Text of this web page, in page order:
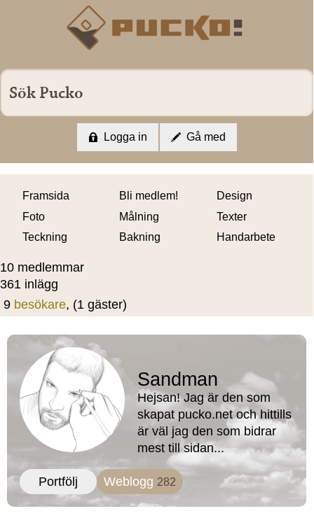
Framsida Bli medlem!
Design
Foto
Målning
Texter
Teckning
Bakning Handarbete
10 medlemmar
361 inlägg
9 besökare, (1 gäster)
Logga in Gå med
Sandman
Hejsan! Jag är den som
skapat pucko.net och hittills
är väl jag den som bidrar
mest till sidan...
Portfölj Weblogg 282